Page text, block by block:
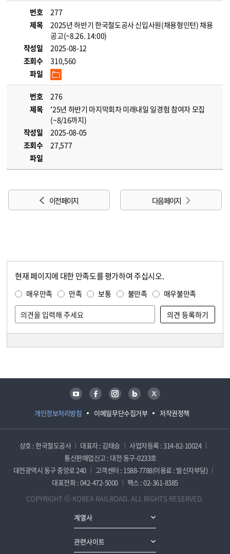
번호
277
제목
2025년 하반기 한국철도공사 신입사원(채용형인턴) 채용
공고(~8.26. 14:00)
작성일
2025-08-12
조회수
310,560
파일
번호
276
제목
'25년 하반기 마지막회차 미래내일 일경험 참여자 모집
(~8/16까지)
작성일
2025-08-05
조회수
27,577
파일
이전 페이지 다음 페이지
현재 페이지에 대한 만족도를 평가하여 주십시오.
매우만족 만족 보통 불만족 매우불만족
개인정보처리방침 이메일무단수집거부 저작권정책
유튜브 페이스북 인스타그램 블로그 트위터
상호 : 한국철도공사 대표자 : 김태승
사업자등록 : 314-82-10024
통신판매업신고 : 대전 동구-0233호
대전광역시 동구 중앙로 240
고객센터 : 1588-7788(이용료 : 발신자부담)
대표전화 : 042-472-5000
팩스 : 02-361-8385
COPYRIGHT ⓒ KOREA RAILROAD. ALL RIGHTS RESERVED.
계열사
관련사이트